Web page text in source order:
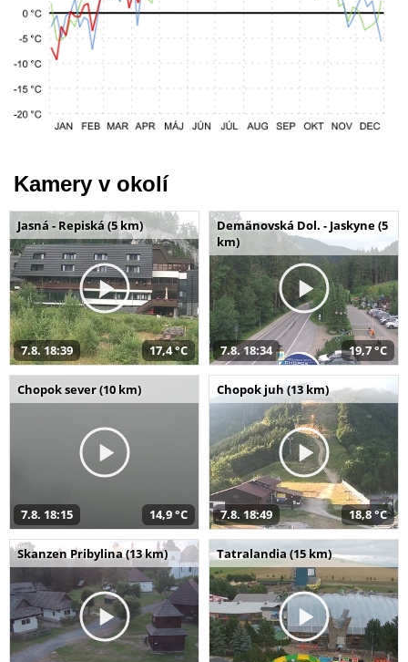
Kamery v okolí
Jasná - Repiská (5 km)
7.8. 18:39 17,4 °C
Demänovská Dol. - Jaskyne (5
km)
7.8. 18:34 19,7 °C
Chopok sever (10 km)
7.8. 18:15 14,9 °C
Chopok juh (13 km)
7.8. 18:49 18,8 °C
Skanzen Pribylina (13 km) Tatralandia (15 km)